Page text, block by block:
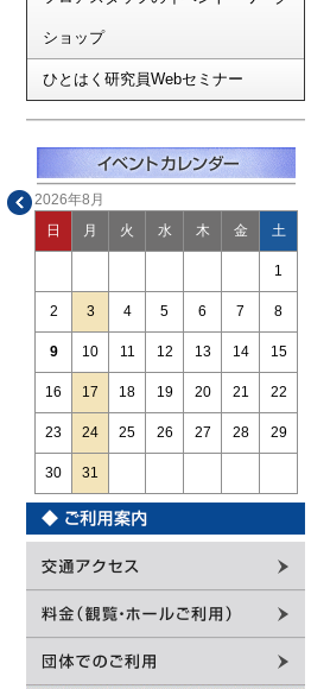
ショップ
ひとはく研究員Webセミナー
2026年8月
日 月 火 水 木 金 土
1
2 3 4 5 6 7 8
9 10 11 12 13 14 15
16 17 18 19 20 21 22
23 24 25 26 27 28 29
30 31